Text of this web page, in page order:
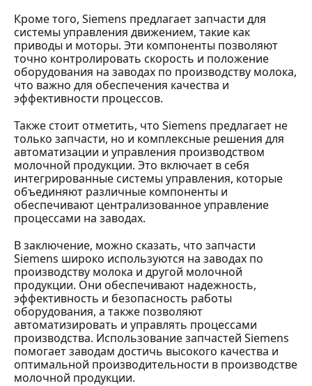
Кроме того, Siemens предлагает запчасти для
системы управления движением, такие как
приводы и моторы. Эти компоненты позволяют
точно контролировать скорость и положение
оборудования на заводах по производству молока,
что важно для обеспечения качества и
эффективности процессов.
Также стоит отметить, что Siemens предлагает не
только запчасти, но и комплексные решения для
автоматизации и управления производством
молочной продукции. Это включает в себя
интегрированные системы управления, которые
объединяют различные компоненты и
обеспечивают централизованное управление
процессами на заводах.
В заключение, можно сказать, что запчасти
Siemens широко используются на заводах по
производству молока и другой молочной
продукции. Они обеспечивают надежность,
эффективность и безопасность работы
оборудования, а также позволяют
автоматизировать и управлять процессами
производства. Использование запчастей Siemens
помогает заводам достичь высокого качества и
оптимальной производительности в производстве
молочной продукции.